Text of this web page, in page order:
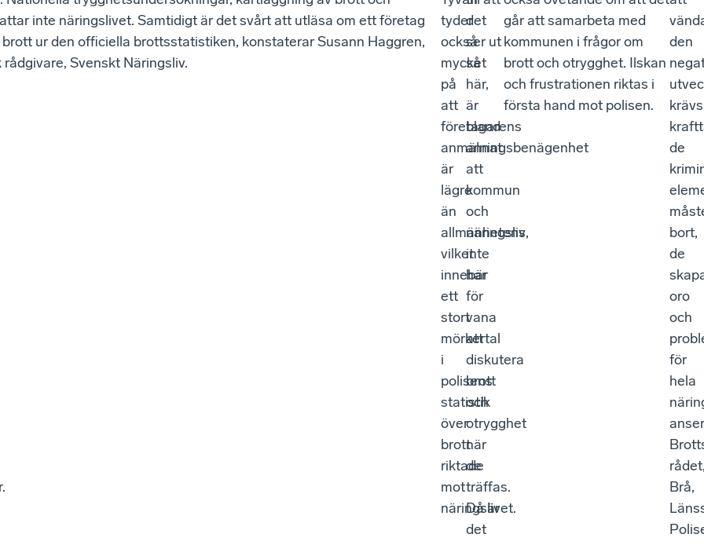
inte näringslivet. Samtidigt är det svårt att utläsa om ett företag
ur den officiella brottsstatistiken, konstaterar Susann Haggren,
Svenskt Näringsliv.
tyder
också
mycket
på
att
företagarens
anmälningsbenägenhet
är
lägre
än
allmänhetens,
vilket
innebär
ett
stort
mörkertal
i
polisens
statistik
över
brott
riktade
mot
näringslivet.
det
ser ut
så
här,
är
bland
annat
att
kommun
och
näringsliv
inte
har
för
vana
att
diskutera
brott
och
otrygghet
när
de
träffas.
Då är
det
går att samarbeta med
kommunen i frågor om
brott och otrygghet. Ilskan
och frustrationen riktas i
första hand mot polisen.
den
krävs
de
bort,
de
oro
och
för
hela
anser
Brå,